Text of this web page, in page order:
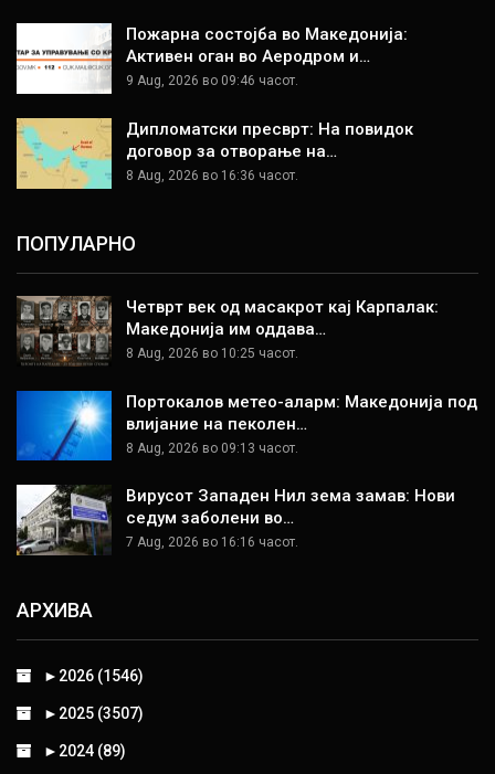
Пожарна состојба во Македонија:
Активен оган во Аеродром и…
9 Aug, 2026 во 09:46 часот.
Дипломатски пресврт: На повидок
договор за отворање на…
8 Aug, 2026 во 16:36 часот.
ПОПУЛАРНО
Четврт век од масакрот кај Карпалак:
Македонија им оддава…
8 Aug, 2026 во 10:25 часот.
Портокалов метео-аларм: Македонија под
влијание на пеколен…
8 Aug, 2026 во 09:13 часот.
Вирусот Западен Нил зема замав: Нови
седум заболени во…
7 Aug, 2026 во 16:16 часот.
АРХИВА
► 2026 (1546)
► 2025 (3507)
► 2024 (89)